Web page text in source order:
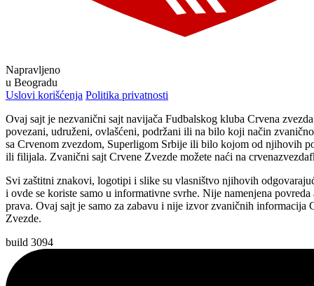
Napravljeno
u Beogradu
Uslovi korišćenja Politika privatnosti
Ovaj sajt je nezvanični sajt navijača Fudbalskog kluba Crvena
povezani, udruženi, ovlašćeni, podržani ili na bilo koji način
sa Crvenom zvezdom, Superligom Srbije ili bilo kojom od njihovih
ili filijala. Zvanični sajt Crvene Zvezde možete naći na
Svi zaštitni znakovi, logotipi i slike su vlasništvo njihovih
i ovde se koriste samo u informativne svrhe. Nije namenjena povreda
prava. Ovaj sajt je samo za zabavu i nije izvor zvaničnih informacija
Zvezde.
build 3094